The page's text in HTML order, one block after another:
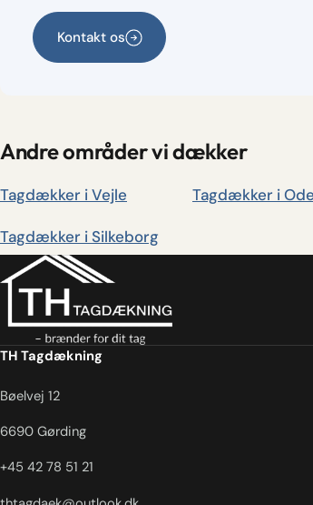
Kontakt os
Andre områder vi dækker
Tagdækker i Vejle Tagdækker i
Tagdækker i Silkeborg
TH Tagdækning
Bøelvej 12
6690 Gørding
+45 42 78 51 21